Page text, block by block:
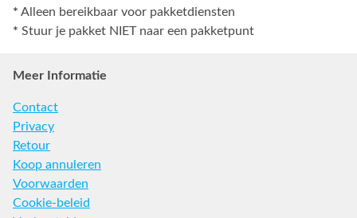
* Alleen bereikbaar voor pakketdiensten
* Stuur je pakket NIET naar een pakketpunt
Meer Informatie
Contact
Privacy
Retour
Koop annuleren
Voorwaarden
Cookie-beleid